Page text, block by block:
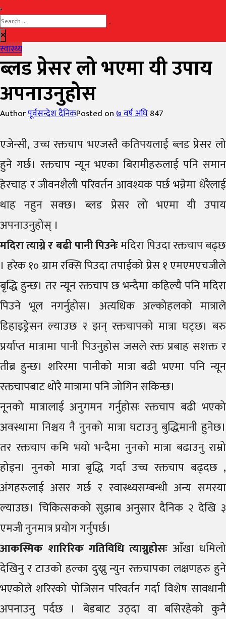
स्वास्थ्य
ब्लड प्रेसर लो भएमा यी उपाय
अपनाउनुहोस
Authorपूर्वसन्देश दैनिकPosted on७ वर्ष अघि847
एजेन्सी, उच्च रक्तचाप भएजस्तै कतिपयलाई ब्लड प्रेसर लो
हुने गर्छ। रक्तचाप न्यून भएका बिरामीहरुलाई पनि समान
हेरचाह र जीवनशैली परिवर्तन आवश्यक पर्छ भन्नेमा धेरैलाई
थाह नहुन सक्छ। ब्लड प्रेसर लो भएमा यी उपाय
अपनाउनुहोस् ।
मदिरा त्याग्ने र बढी पानी पिउनेःमदिरा पिउदा रक्तचाप बढ्छ
। हरेक १० ग्राम रक्सि पिउदा तपाईको प्रेस १ एमएमएचजीले
बृद्धि हुन्छ। तर न्यून रक्तचाप छ भन्दैमा कहिल्यै पनि मदिरा
पिउने भूल नगर्नुहोस। अत्यधिक अल्कोहलको मात्राले
डिहाइड्रेसन ल्याउछ र झन् रक्तचापको मात्रा घट्छ। बरु
प्रर्याप्त मात्रामा पानी पिउनुहोस जसले रक्त प्रबाह सशक्त र
तीब्र हुन्छ। शरिरमा पानीको मात्रा बढी भएमा पनि न्यून
रक्तचापबाट थोरै मात्रामा पनि जोगिन सकिन्छ।
नूनको मात्रालाई अनुगमन गर्नुहोसः रक्तचाप बढी भएको
अवस्थामा निश्चय नै नुनको मात्रा घटाउनु बुद्धिमानी हुनेछ।
तर रक्तचाप कमि भयो भन्दैमा नुनको मात्रा बढाउनु राम्रो
होइन। नुनको मात्रा बृद्धि गर्दा उच्च रक्तचाप बढ्दछ ,
अंगहरुलाई असर गर्छ र स्वास्थ्यसम्बन्धी अन्य समस्या
ल्याउछ। चिकित्सकको सुझाब अनुसार दैनिक २ देखि ३
एमजी नुनमात्र प्रयोग गर्नुपर्छ।
आकस्मिक शारिरिक गतिविधि त्याग्नुहोसः आँखा धमिलो
देखिनु र टाउको हल्का दुख्नु न्युन रक्तचापका लक्षणहरु हुने
भएकोले शरिरको पोजिसन परिवर्तन गर्दा विशेष सावधानी
अपनाउनु पर्दछ । बेडबाट उठ्दा वा बसिरहेको कुनै